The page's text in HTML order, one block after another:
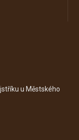
u Městského